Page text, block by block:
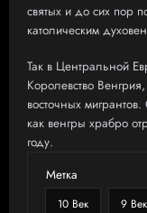
святых и до сих пор
католическим
Так в Центральной
Королевство
восточных
как венгры храбро
году.
Метка
10 Век 9 Век